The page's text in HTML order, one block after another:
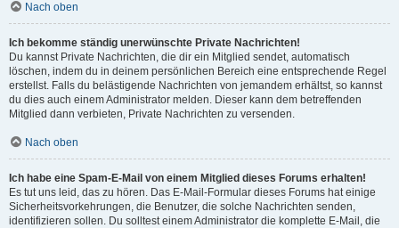
Nach oben
Ich bekomme ständig unerwünschte Private Nachrichten!
Du kannst Private Nachrichten, die dir ein Mitglied sendet, automatisch
löschen, indem du in deinem persönlichen Bereich eine entsprechende Regel
erstellst. Falls du belästigende Nachrichten von jemandem erhältst, so kannst
du dies auch einem Administrator melden. Dieser kann dem betreffenden
Mitglied dann verbieten, Private Nachrichten zu versenden.
Nach oben
Ich habe eine Spam-E-Mail von einem Mitglied dieses Forums erhalten!
Es tut uns leid, das zu hören. Das E-Mail-Formular dieses Forums hat einige
Sicherheitsvorkehrungen, die Benutzer, die solche Nachrichten senden,
identifizieren sollen. Du solltest einem Administrator die komplette E-Mail, die